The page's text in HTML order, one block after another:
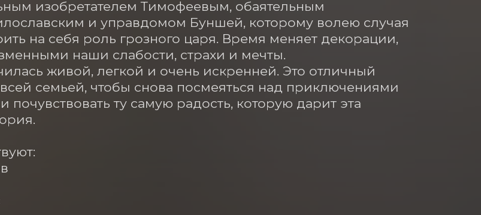
изобретателем Тимофеевым, обаятельным
и управдомом Буншей, которому волею случая
на себя роль грозного царя. Время меняет декорации,
наши слабости, страхи и мечты.
живой, легкой и очень искренней. Это отличный
семьей, чтобы снова посмеяться над приключениями
почувствовать ту самую радость, которую дарит эта